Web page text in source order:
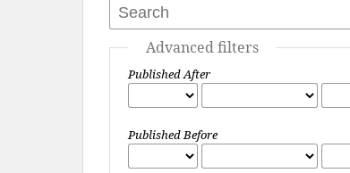
Advanced filters
Published After
Published Before